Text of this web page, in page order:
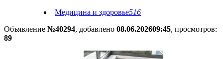
Медицина и здоровье516
Объявление №40294, добавлено 08.06.202609:45, просмотров:
89